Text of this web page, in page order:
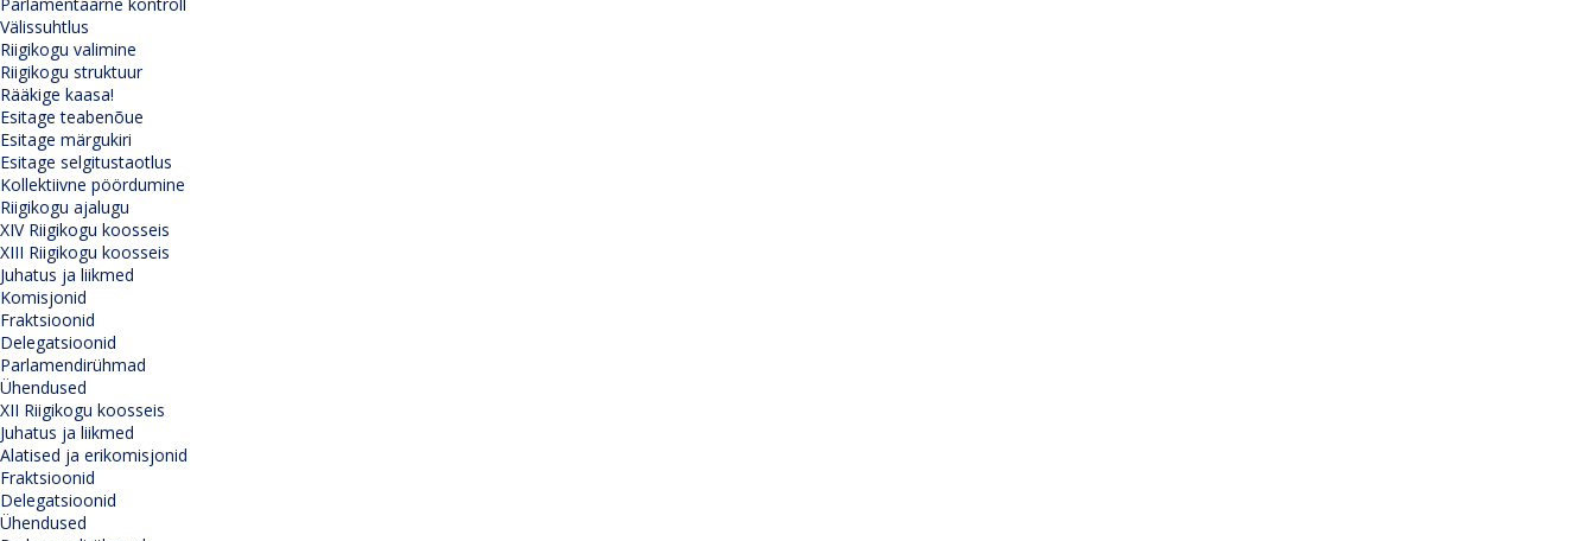
Välissuhtlus
Riigikogu valimine
Riigikogu struktuur
Rääkige kaasa!
Esitage teabenõue
Esitage märgukiri
Esitage selgitustaotlus
Kollektiivne pöördumine
Riigikogu ajalugu
XIV Riigikogu koosseis
XIII Riigikogu koosseis
Juhatus ja liikmed
Komisjonid
Fraktsioonid
Delegatsioonid
Parlamendirühmad
Ühendused
XII Riigikogu koosseis
Juhatus ja liikmed
Alatised ja erikomisjonid
Fraktsioonid
Delegatsioonid
Ühendused